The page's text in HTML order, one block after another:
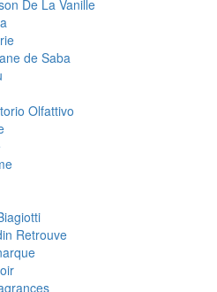
De La Vanille
de Saba
Olfattivo
Retrouve